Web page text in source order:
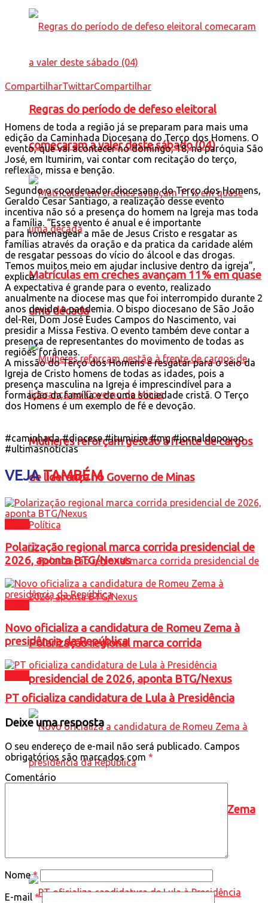
Regras do período de defeso eleitoral
comecaram a valer deste sábado (04)
Matrículas em creches avançam 11% em quase
uma década
Mulheres reforçam gestão à frente de cargos
de liderança no Governo de Minas
Política
Polarização regional marca corrida
presidencial de 2026, aponta BTG/Nexus
Novo oficializa a candidatura de Romeu Zema
CompartilharTwittarCompartilhar
Homens de toda a região já se preparam para mais uma
edição da Caminhada Diocesana do Terço dos Homens. O
evento, que vai acontecer no domingo, 18, na paróquia São
José, em Itumirim, vai contar com recitação do terço,
reflexão, missa e benção.
Segundo o coordenador diocesano do Terço dos Homens,
Geraldo Cesar Santiago, a realização desse evento
incentiva não só a presença do homem na Igreja mas toda
a família. “Esse evento é anual e é importante
para homenagear a mãe de Jesus Cristo e resgatar as
famílias através da oração e da pratica da caridade além
de resgatar pessoas do vício do álcool e das drogas.
Temos muitos meio em ajudar inclusive dentro da igreja”,
explica.
A expectativa é grande para o evento, realizado
anualmente na diocese mas que foi interrompido durante 2
anos devido a pandemia. O bispo diocesano de São João
del-Rei, Dom José Eudes Campos do Nascimento, vai
presidir a Missa Festiva. O evento também deve contar a
presença de representantes do movimento de todas as
regiões forâneas.
A missão do Terço dos Homens é resgatar para o seio da
Igreja de Cristo homens de todas as idades, pois a
presença masculina na Igreja é imprescindível para a
formação da família e de uma sociedade cristã. O Terço
dos Homens é um exemplo de fé e devoção.
#caminhada #diocese #itumirim #mg #jornaldopovao
#ultimasnoticias
VEJATAMBÉM
Polarização regional marca corrida presidencial de
2026, aponta BTG/Nexus
Novo oficializa a candidatura de Romeu Zema à
presidência da República
PT oficializa candidatura de Lula à Presidência
Deixe uma resposta
O seu endereço de e-mail não será publicado. Campos
obrigatórios são marcados com *
Comentário
Nome*
E-mail *